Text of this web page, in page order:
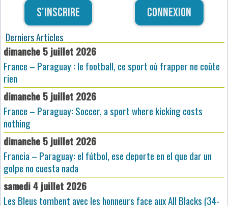
S'inscrire Connexion
Derniers Articles
dimanche 5 juillet 2026
France – Paraguay : le football, ce sport où frapper ne coûte
rien
dimanche 5 juillet 2026
France – Paraguay: Soccer, a sport where kicking costs
nothing
dimanche 5 juillet 2026
Francia – Paraguay: el fútbol, ese deporte en el que dar un
golpe no cuesta nada
samedi 4 juillet 2026
Les Bleus tombent avec les honneurs face aux All Blacks (34-